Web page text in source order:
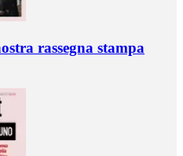
rassegna stampa